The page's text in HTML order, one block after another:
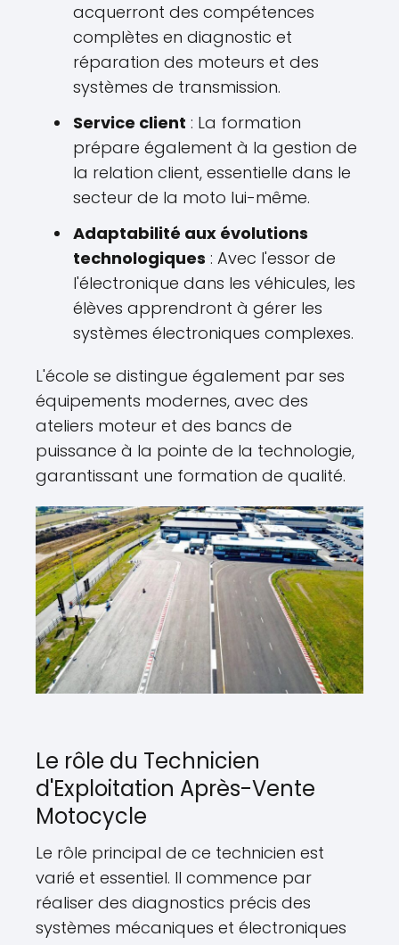
acquerront des compétences
complètes en diagnostic et
réparation des moteurs et des
systèmes de transmission.
Service client : La formation
prépare également à la gestion de
la relation client, essentielle dans le
secteur de la moto lui-même.
Adaptabilité aux évolutions
technologiques : Avec l'essor de
l'électronique dans les véhicules, les
élèves apprendront à gérer les
systèmes électroniques complexes.
L'école se distingue également par ses
équipements modernes, avec des
ateliers moteur et des bancs de
puissance à la pointe de la technologie,
garantissant une formation de qualité.
Le rôle du Technicien
d'Exploitation Après-Vente
Motocycle
Le rôle principal de ce technicien est
varié et essentiel. Il commence par
réaliser des diagnostics précis des
systèmes mécaniques et électroniques